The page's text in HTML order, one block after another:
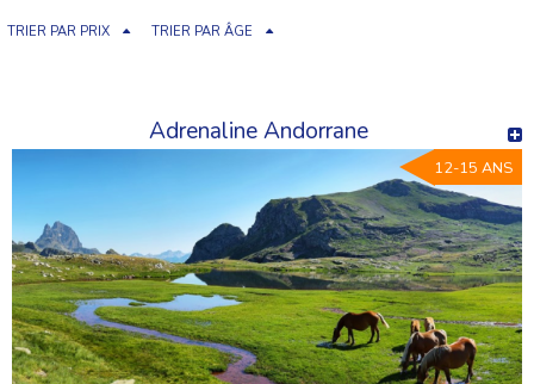
TRIER PAR PRIX TRIER PAR ÂGE
Adrenaline Andorrane
12-15 ANS